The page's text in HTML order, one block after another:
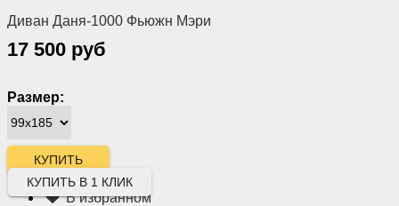
Диван Даня-1000 Фьюжн Мэри
17 500 руб
Размер:
КУПИТЬ В 1 КЛИК
В избранном